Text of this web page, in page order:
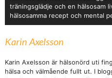
träningsglädje och en hälsosam
hälsosamma recept och mental
Karin Axelsson
Karin Axelsson är hälsonörd uti
hälsa och välmående fullt ut. I